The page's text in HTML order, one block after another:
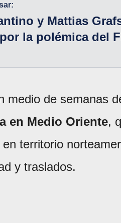
y Mattias
la polémica del
medio de semanas
en Medio Oriente,
territorio
y traslados.